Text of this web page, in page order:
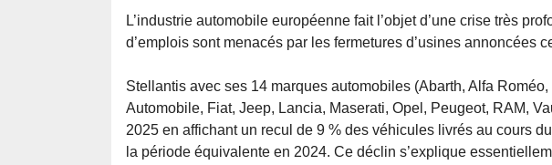
L’industrie automobile européenne fait l’objet d’une crise très
d’emplois sont menacés par les fermetures d’usines annoncées
Stellantis avec ses 14 marques automobiles (Abarth, Alfa
Automobile, Fiat, Jeep, Lancia, Maserati, Opel, Peugeot, RAM,
2025 en affichant un recul de 9 % des véhicules livrés au cours
la période équivalente en 2024. Ce déclin s’explique